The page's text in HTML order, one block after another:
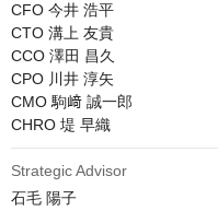
CFO 今井 浩平
CTO 溝上 友貴
CCO 澤田 昌久
CPO 川井 淳矢
CMO 駒﨑 誠一郎
CHRO 堤 早織
Strategic Advisor
石毛 陽子